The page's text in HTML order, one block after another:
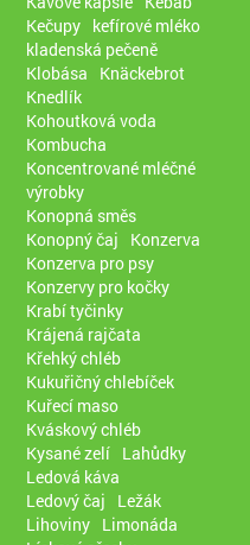
Kečupy kefírové mléko
kladenská pečeně
Klobása
Knäckebrot
Knedlík
Kohoutková voda
Kombucha
Koncentrované mléčné
výrobky
Konopná směs
Konopný čaj
Konzerva
Konzerva pro psy
Konzervy pro kočky
Krabí tyčinky
Krájená rajčata
Křehký chléb
Kukuřičný chlebíček
Kuřecí maso
Kváskový chléb
Kysané zelí Lahůdky
Ledová káva
Ledový čaj
Ležák
Lihoviny Limonáda